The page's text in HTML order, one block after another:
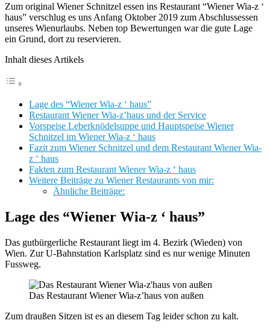
Zum original Wiener Schnitzel essen ins Restaurant “Wiener Wia-z ‘
haus” verschlug es uns Anfang Oktober 2019 zum Abschlussessen
unseres Wienurlaubs. Neben top Bewertungen war die gute Lage
ein Grund, dort zu reservieren.
Inhalt dieses Artikels
Lage des “Wiener Wia-z ‘ haus”
Restaurant Wiener Wia-z’haus und der Service
Vorspeise Leberknödelsuppe und Hauptspeise Wiener
Schnitzel im Wiener Wia-z ‘ haus
Fazit zum Wiener Schnitzel und dem Restaurant Wiener Wia-
z ‘ haus
Fakten zum Restaurant Wiener Wia-z ‘ haus
Weitere Beiträge zu Wiener Restaurants von mir:
Ähnliche Beiträge:
Lage des “Wiener Wia-z ‘ haus”
Das gutbürgerliche Restaurant liegt im 4. Bezirk (Wieden) von
Wien. Zur U-Bahnstation Karlsplatz sind es nur wenige Minuten
Fussweg.
Das Restaurant Wiener Wia-z’haus von außen
Zum draußen Sitzen ist es an diesem Tag leider schon zu kalt.